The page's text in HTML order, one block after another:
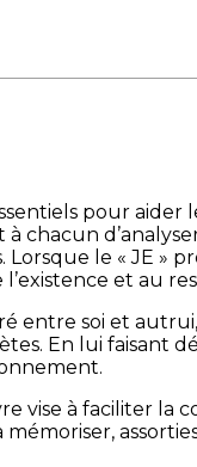
pour aider
chacun
Lorsque le « JE
et au
entre soi et
En lui faisant
vise à faciliter la